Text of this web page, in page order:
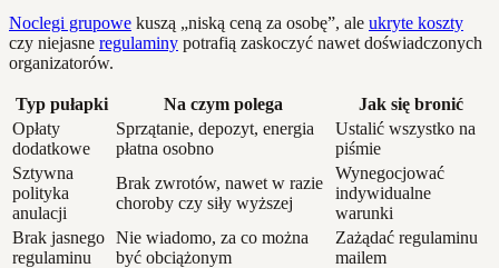
Noclegi grupowe kuszą „niską ceną za osobę”, ale ukryte koszty
czy niejasne regulaminy potrafią zaskoczyć nawet doświadczonych
organizatorów.
Typ pułapki Na czym polega
Jak się bronić
Opłaty
dodatkowe
Sprzątanie, depozyt, energia
płatna osobno
Ustalić wszystko na
piśmie
Sztywna
polityka
anulacji
Brak zwrotów, nawet w razie
choroby czy siły wyższej
Wynegocjować
indywidualne
warunki
Brak jasnego
regulaminu
Nie wiadomo, za co można
być obciążonym
Zażądać regulaminu
mailem